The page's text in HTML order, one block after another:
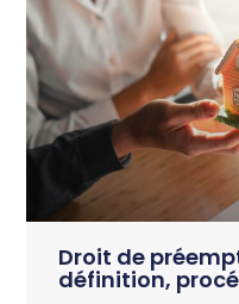
Droit de
définition,